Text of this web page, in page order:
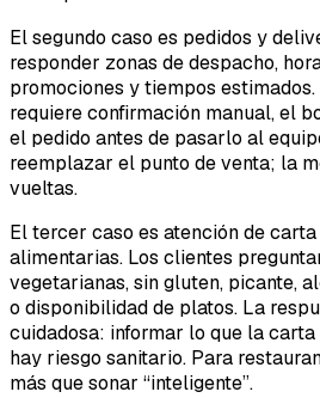
El segundo caso es pedidos y
responder zonas de despacho,
promociones y tiempos
requiere confirmación manual, el
el pedido antes de pasarlo al
reemplazar el punto de venta; la
vueltas.
El tercer caso es atención de
alimentarias. Los clientes
vegetarianas, sin gluten, picante,
o disponibilidad de platos. La
cuidadosa: informar lo que la
hay riesgo sanitario. Para
más que sonar “inteligente”.